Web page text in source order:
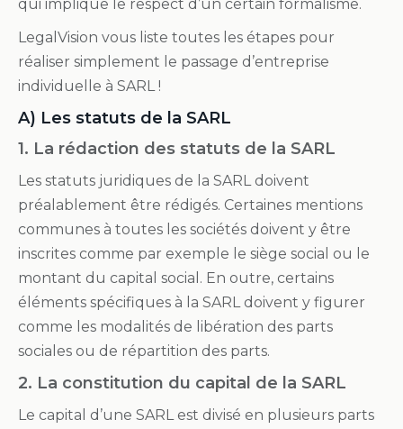
qui implique le respect d’un certain formalisme.
LegalVision vous liste toutes les étapes pour
réaliser simplement le passage d’entreprise
individuelle à SARL !
A) Les statuts de la SARL
1. La rédaction des statuts de la SARL
Les statuts juridiques de la SARL doivent
préalablement être rédigés. Certaines mentions
communes à toutes les sociétés doivent y être
inscrites comme par exemple le siège social ou le
montant du capital social. En outre, certains
éléments spécifiques à la SARL doivent y figurer
comme les modalités de libération des parts
sociales ou de répartition des parts.
2. La constitution du capital de la SARL
Le capital d’une SARL est divisé en plusieurs parts